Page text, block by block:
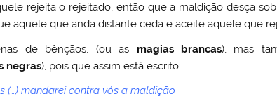
rejeita o rejeitado, então que a maldição desça
aquele que anda distante ceda e aceite aquele que
de bênçãos, (ou as magias brancas), mas
negras), pois que assim está escrito:
(…) mandarei contra vós a maldição